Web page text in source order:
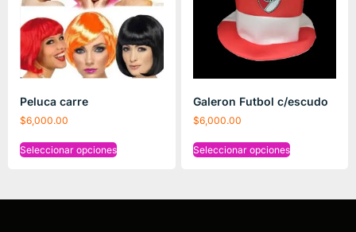
Peluca carre
$6,000.00
Seleccionar opciones
Galeron Futbol c/escudo
$6,000.00
Seleccionar opciones